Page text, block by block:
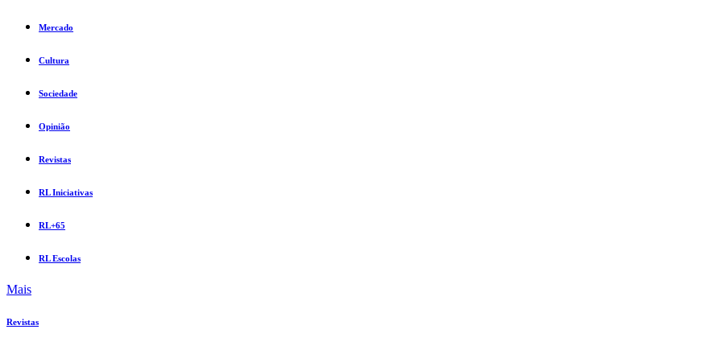
Mercado
Cultura
Sociedade
Opinião
Revistas
RL Iniciativas
RL+65
RL Escolas
Mais
Revistas